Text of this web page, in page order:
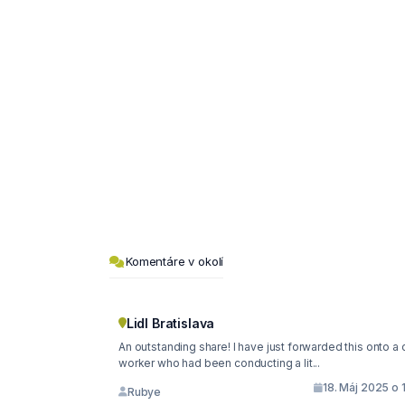
Komentáre v okolí
Lidl Bratislava
An outstanding share! I have just forwarded this onto a co-
worker who had been conducting a lit...
Rubye 18. Máj 2025 o